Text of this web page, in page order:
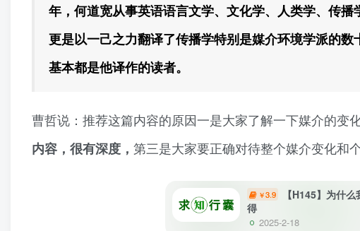
年，何道宽从事英语语言文学、文化学、人类学、传
更是以一己之力翻译了传播学特别是媒介环境学派的
基本都是他译作的读者。
曹哲说：推荐这篇内容的原因一是大家了解一下媒介的变
内容，很有深度， 第三是大家要正确对待整个媒介变化和
￥3.9
【H145】为什
得
2025-2-18